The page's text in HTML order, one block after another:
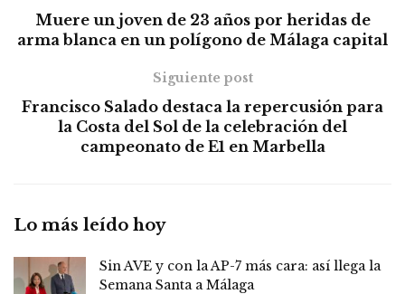
Muere un joven de 23 años por heridas de
arma blanca en un polígono de Málaga capital
Siguiente post
Francisco Salado destaca la repercusión para
la Costa del Sol de la celebración del
campeonato de E1 en Marbella
Lo más leído hoy
Sin AVE y con la AP-7 más cara: así llega la
Semana Santa a Málaga